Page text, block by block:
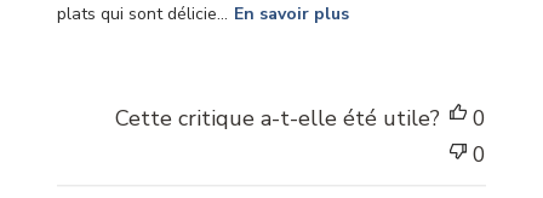
plats qui sont délicie... En savoir plus
Cette critique a-t-elle été utile?
0
0